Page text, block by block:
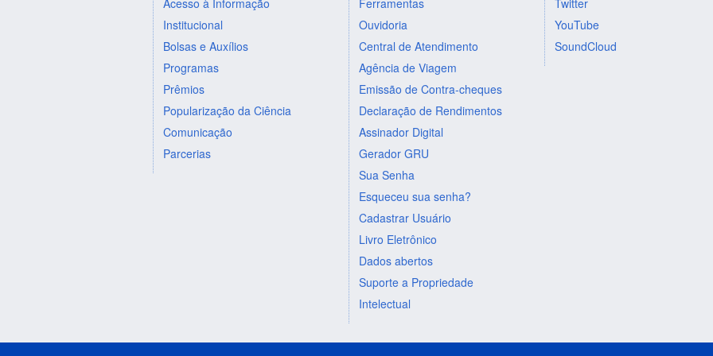
Institucional
Bolsas e Auxílios
Programas
Prêmios
Popularização da Ciência
Comunicação
Parcerias
Ouvidoria
Central de Atendimento
Agência de Viagem
Emissão de Contra-cheques
Declaração de Rendimentos
Assinador Digital
Gerador GRU
Sua Senha
Esqueceu sua senha?
Cadastrar Usuário
Livro Eletrônico
Dados abertos
Suporte a Propriedade
Intelectual
YouTube
SoundCloud